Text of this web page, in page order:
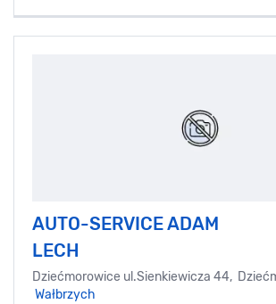
AUTO-SERVICE ADAM
LECH
Dziećmorowice ul.Sienkiewicza 44,
Wałbrzych